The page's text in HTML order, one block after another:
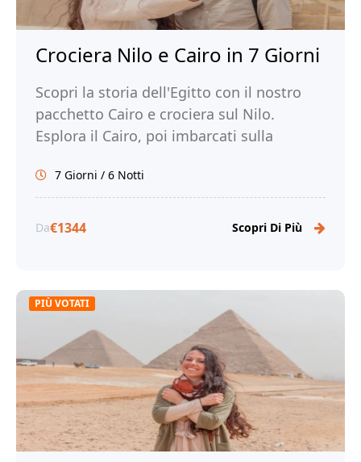
Crociera Nilo e Cairo in 7 Giorni
Scopri la storia dell'Egitto con il nostro
pacchetto Cairo e crociera sul Nilo.
Esplora il Cairo, poi imbarcati sulla
7 Giorni / 6 Notti
Da€1344 Scopri Di Più
PIÙ VOTATI